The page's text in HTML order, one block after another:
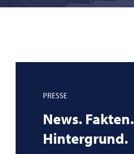
PRESSE
News. Fakten.
Hintergrund.